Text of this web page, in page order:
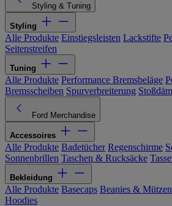
Styling & Tuning
Styling
Alle Produkte Einstiegsleisten Lackstifte
Seitenstreifen
Tuning
Alle Produkte Performance Bremsbeläge
Bremsscheiben Spurverbreiterung
Ford Merchandise
Accessoires
Alle Produkte Badetücher Regenschirme
Sonnenbrillen Taschen & Rucksäcke
Bekleidung
Alle Produkte Basecaps Beanies & Mützen
Hoodies